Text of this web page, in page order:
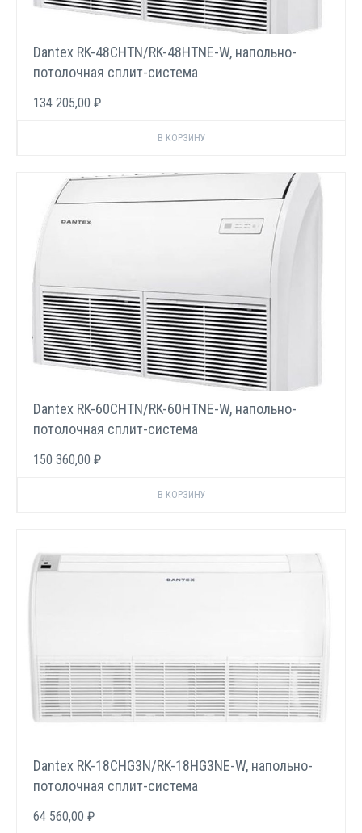
Dantex RK-48CHTN/RK-48HTNE-W, напольно-
потолочная сплит-система
134 205,00 ₽
Dantex RK-60CHTN/RK-60HTNE-W, напольно-
потолочная сплит-система
150 360,00 ₽
Dantex RK-18СHG3N/RK-18HG3NE-W, напольно-
потолочная сплит-система
64 560,00 ₽